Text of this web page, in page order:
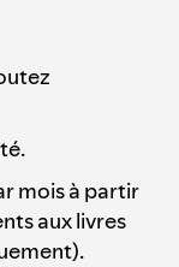
mois à partir
aux livres